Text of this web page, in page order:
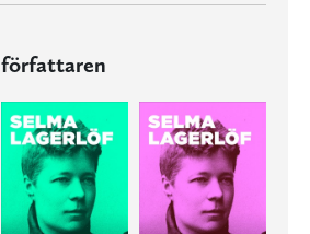
författaren